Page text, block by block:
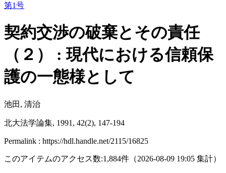
第1号
契約交渉の破棄とその責任
（２） : 現代における信頼保
護の一態様として
池田, 清治
北大法学論集, 1991, 42(2), 147-194
Permalink : https://hdl.handle.net/2115/16825
このアイテムのアクセス数:1,884件 （2026-08-09 19:05 集計）